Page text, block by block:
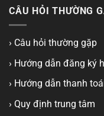
CÂU HỎI THƯỜNG
› Câu hỏi thường gặp
› Hướng dẫn đăng ký
› Hướng dẫn thanh
› Quy định trung tâm